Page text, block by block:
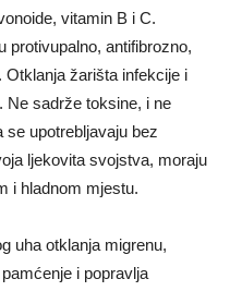
vitamin B i C.
protivupalno, antifibrozno,
Otklanja žarišta infekcije i
Ne sadrže toksine, i ne
upotrebljavaju bez
ljekovita svojstva, moraju
i hladnom mjestu.
uha otklanja migrenu,
i popravlja